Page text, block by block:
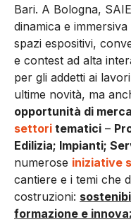
Bari. A Bologna,
dinamica e
spazi espositivi,
e contest ad alta
per gli addetti ai
ultime novità, ma
opportunità di
settori tematici –
Edilizia; Impianti;
numerose iniziative
cantiere e i temi che
costruzioni:
formazione e